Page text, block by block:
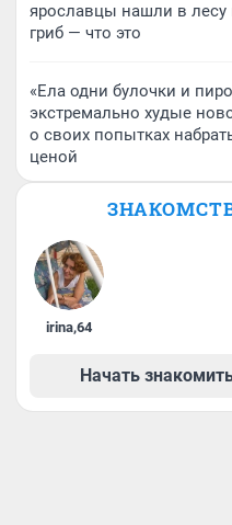
ярославцы нашли в
гриб — что это
«Ела одни булочки и
экстремально худые
о своих попытках
ценой
irina,64
Начать